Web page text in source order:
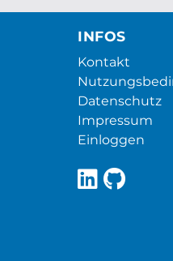
INFOS
Kontakt
Datenschutz
Impressum
Einloggen